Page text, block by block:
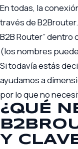
En todas, la
través de
B2B Router” dentro
(los nombres
Si todavía estás
ayudamos a
por lo que no
¿QUÉ
Y